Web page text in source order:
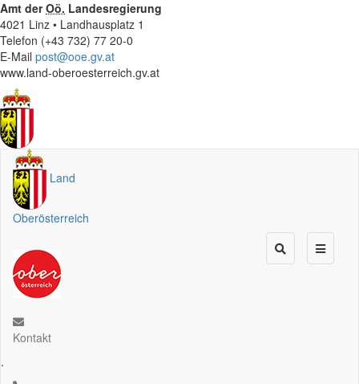
Amt derOö. Landesregierung
4021 Linz • Landhausplatz 1
Telefon (+43 732) 77 20-0
E-Mail post@ooe.gv.at
www.land-oberoesterreich.gv.at
Land
Oberösterreich
Kontakt
.